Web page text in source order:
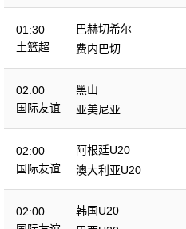
01:30
土篮超
巴赫切希尔
费内巴切
02:00
国际友谊
黑山
亚美尼亚
02:00
国际友谊
阿根廷U20
澳大利亚U20
02:00
韩国U20